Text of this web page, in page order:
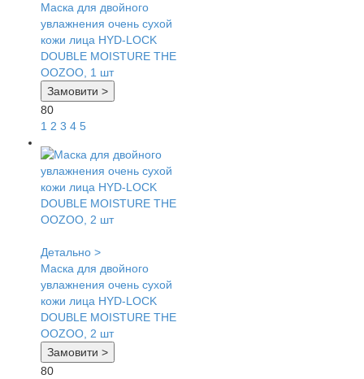
Маска для двойного
увлажнения очень сухой
кожи лица HYD-LOCK
DOUBLE MOISTURE THE
OOZOO, 1 шт
Замовити >
80
1 2 3 4 5
Детально >
Маска для двойного
увлажнения очень сухой
кожи лица HYD-LOCK
DOUBLE MOISTURE THE
OOZOO, 2 шт
Замовити >
80